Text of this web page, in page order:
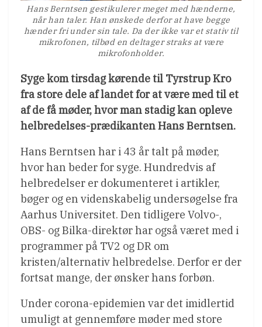
Hans Berntsen gestikulerer meget med hænderne,
når han taler. Han ønskede derfor at have begge
hænder fri under sin tale. Da der ikke var et stativ til
mikrofonen, tilbød en deltager straks at være
mikrofonholder.
Syge kom tirsdag kørende til Tyrstrup Kro
fra store dele af landet for at være med til et
af de få møder, hvor man stadig kan opleve
helbredelses-prædikanten Hans Berntsen.
Hans Berntsen har i 43 år talt på møder,
hvor han beder for syge. Hundredvis af
helbredelser er dokumenteret i artikler,
bøger og en videnskabelig undersøgelse fra
Aarhus Universitet. Den tidligere Volvo-,
OBS- og Bilka-direktør har også været med i
programmer på TV2 og DR om
kristen/alternativ helbredelse. Derfor er der
fortsat mange, der ønsker hans forbøn.
Under corona-epidemien var det imidlertid
umuligt at gennemføre møder med store